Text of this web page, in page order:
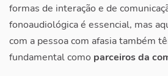
formas de interação e de
fonoaudiológica é essencial, mas
com a pessoa com afasia também
fundamental como parceiros da